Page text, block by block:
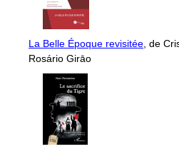
La Belle Époque revisitée , de
Rosário Girāo